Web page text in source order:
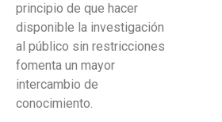
principio de que hacer
disponible la investigación
al público sin restricciones
fomenta un mayor
intercambio de
conocimiento.